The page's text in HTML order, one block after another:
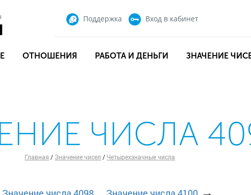
Поддержка Вход в кабинет
ОТНОШЕНИЯ РАБОТА И ДЕНЬГИ ЗНАЧЕНИЕ
ЧИСЛА
Главная / Значение чисел / Четырехзначные числа